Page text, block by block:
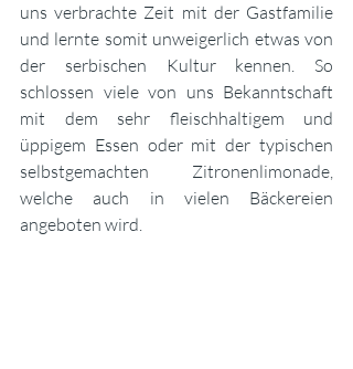
uns verbrachte Zeit mit der Gastfamilie
und lernte somit unweigerlich etwas von
der serbischen Kultur kennen. So
schlossen viele von uns Bekanntschaft
mit dem sehr fleischhaltigem und
üppigem Essen oder mit der typischen
selbstgemachten Zitronenlimonade,
welche auch in vielen Bäckereien
angeboten wird.